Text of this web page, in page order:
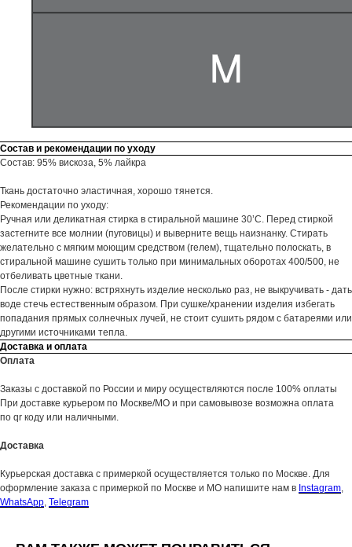
Состав и рекомендации по уходу
Состав: 95% вискоза, 5% лайкра
Ткань достаточно эластичная, хорошо тянется.
Рекомендации по уходу:
Ручная или деликатная стирка в стиральной машине 30’С. Перед стиркой
застегните все молнии (пуговицы) и выверните вещь наизнанку. Стирать
желательно с мягким моющим средством (гелем), тщательно полоскать, в
стиральной машине сушить только при минимальных оборотах 400/500, не
отбеливать цветные ткани.
После стирки нужно: встряхнуть изделие несколько раз, не выкручивать - дать
воде стечь естественным образом. При сушке/хранении изделия избегать
попадания прямых солнечных лучей, не стоит сушить рядом с батареями или
другими источниками тепла.
Доставка и оплата
Оплата
Заказы с доставкой по России и миру осуществляются после 100% оплаты
При доставке курьером по Москве/МО и при самовывозе возможна оплата
по qr коду или наличными.
Доставка
Курьерская доставка с примеркой осуществляется только по Москве. Для
оформление заказа с примеркой по Москве и МО напишите нам в Instagram,
WhatsApp, Telegram
Женское
Мужское
Sale